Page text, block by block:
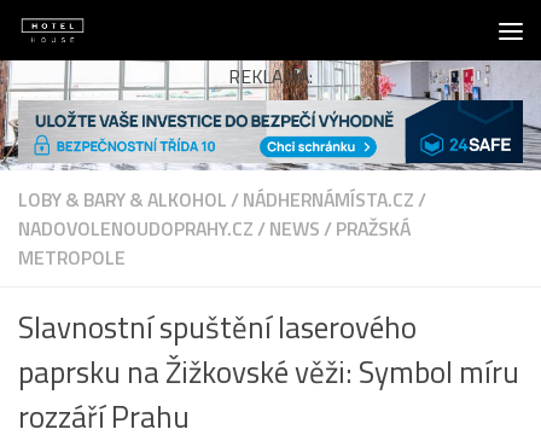
Skip to content
REKLAMA:
LOBY & BARY & ALKOHOL/NÁDHERNÁMÍSTA.CZ/
NADOVOLENOUDOPRAHY.CZ/NEWS/PRAŽSKÁ
METROPOLE
Slavnostní spuštění laserového
paprsku na Žižkovské věži: Symbol míru
rozzáří Prahu